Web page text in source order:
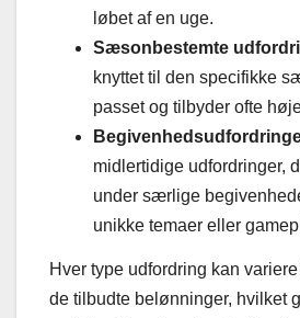
løbet af en uge.
Sæsonbestemte
knyttet til den specifikke
passet og tilbyder ofte
midlertidige udfordringer,
under særlige
unikke temaer eller
Hver type udfordring kan
de tilbudte belønninger, hvilket